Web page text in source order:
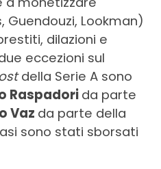
Guendouzi, Lookman)
dilazioni e
eccezioni sul
della Serie A sono
Raspadori da parte
Vaz da parte della
sono stati sborsati